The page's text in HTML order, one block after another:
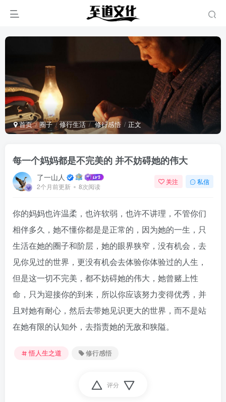
首页 圈子 修行生活 修行感悟 正文
每一个妈妈都是不完美的 并不妨碍她的伟大
了一山人
2个月前更新 8次阅读
关注 私信
你的妈妈也许温柔，也许软弱，也许不讲理，不管你们
相伴多久，她不懂你都是是正常的，因为她的一生，只
生活在她的圈子和阶层，她的眼界狭窄，没有机会，去
见你见过的世界，更没有机会去体验你体验过的人生，
但是这一切不完美，都不妨碍她的伟大，她曾赌上性
命，只为迎接你的到来，所以你应该努力变得优秀，并
且对她有耐心，然后去带她见识更大的世界，而不是站
在她有限的认知外，去指责她的无敌和狭隘。
悟人生之道 修行感悟
评分